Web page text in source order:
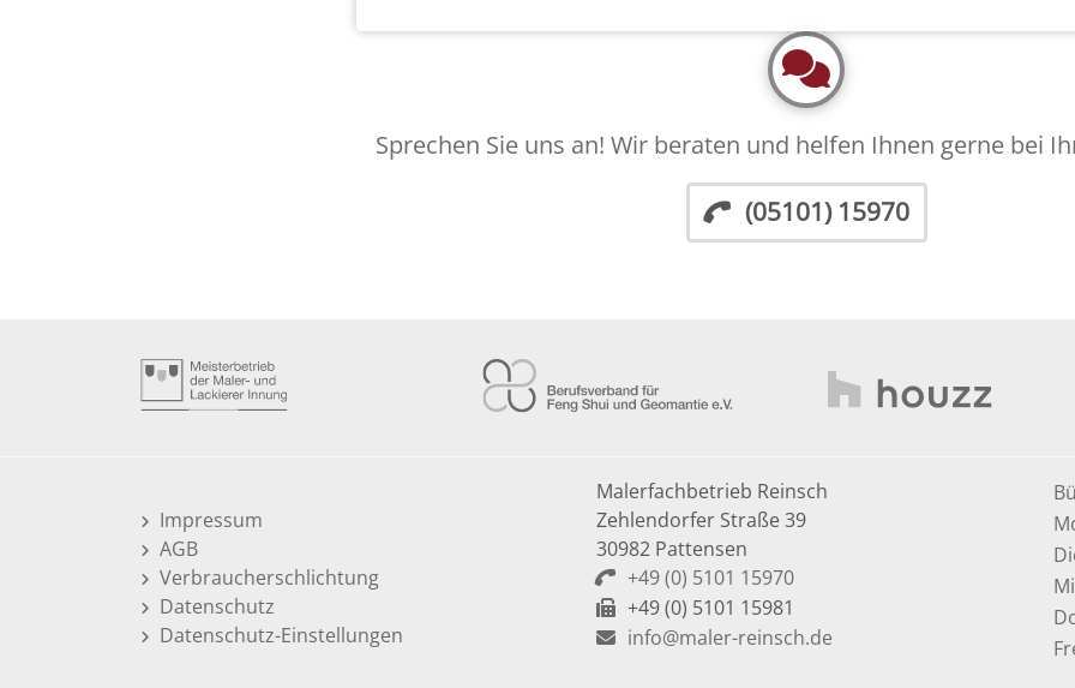
Sprechen Sie uns an! Wir beraten und helfen Ihnen gerne bei
(05101) 15970
Impressum
AGB
Verbraucherschlichtung
Datenschutz
Datenschutz-Einstellungen
Malerfachbetrieb Reinsch
Zehlendorfer Straße 39
30982 Pattensen
+49 (0) 5101 15970
+49 (0) 5101 15981
info@maler-reinsch.de